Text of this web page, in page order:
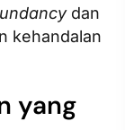
dan
kehandalan
yang